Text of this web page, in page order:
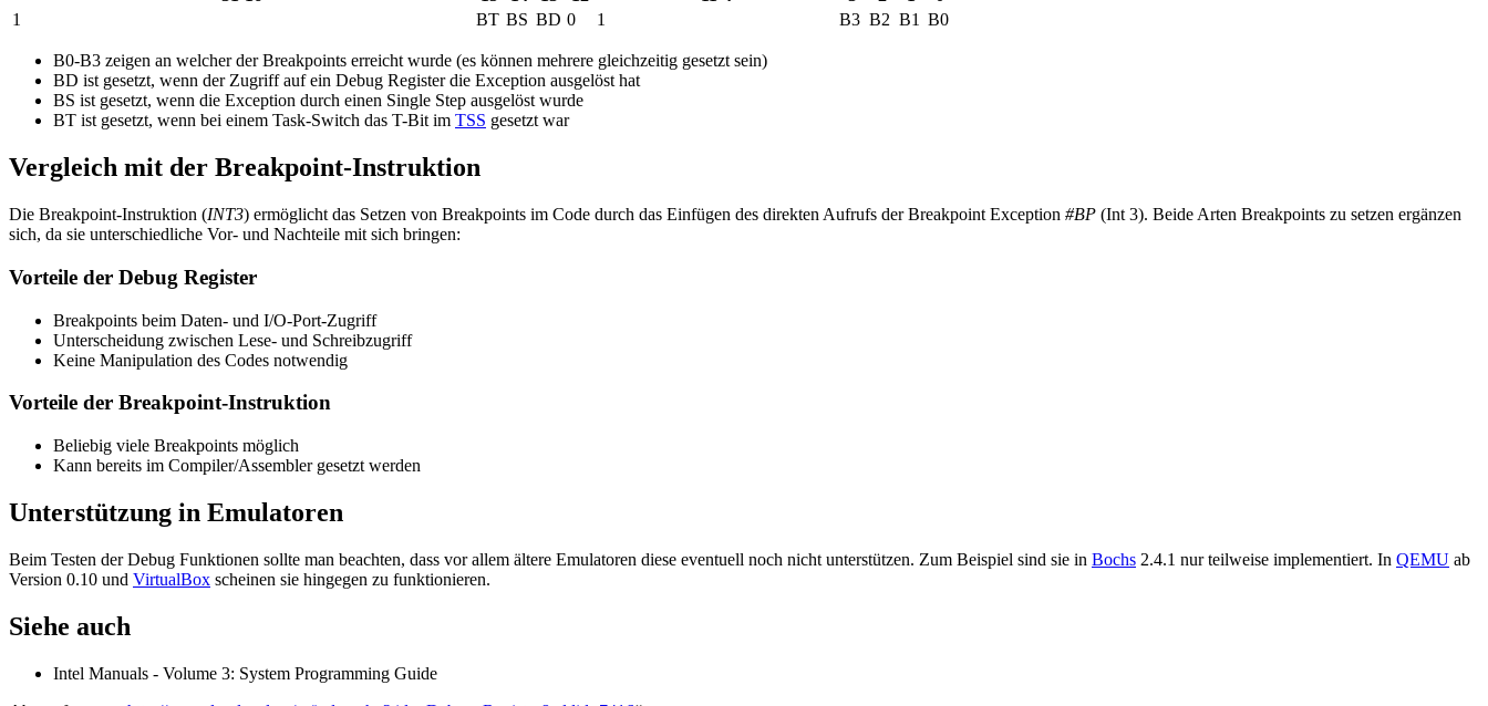
1
BT BS BD 0 1 B3 B2 B1 B0
B0-B3 zeigen an welcher der Breakpoints erreicht wurde (es können mehrere gleichzeitig gesetzt sein)
BD ist gesetzt, wenn der Zugriff auf ein Debug Register die Exception ausgelöst hat
BS ist gesetzt, wenn die Exception durch einen Single Step ausgelöst wurde
BT ist gesetzt, wenn bei einem Task-Switch das T-Bit im TSS gesetzt war
Vergleich mit der Breakpoint-Instruktion
Die Breakpoint-Instruktion (INT3) ermöglicht das Setzen von Breakpoints im Code durch das Einfügen des direkten Aufrufs der Breakpoint Exception #BP (Int 3). Beide Arten Breakpoints zu setzen ergänzen
sich, da sie unterschiedliche Vor- und Nachteile mit sich bringen:
Vorteile der Debug Register
Breakpoints beim Daten- und I/O-Port-Zugriff
Unterscheidung zwischen Lese- und Schreibzugriff
Keine Manipulation des Codes notwendig
Vorteile der Breakpoint-Instruktion
Beliebig viele Breakpoints möglich
Kann bereits im Compiler/Assembler gesetzt werden
Unterstützung in Emulatoren
Beim Testen der Debug Funktionen sollte man beachten, dass vor allem ältere Emulatoren diese eventuell noch nicht unterstützen. Zum Beispiel sind sie in Bochs 2.4.1 nur teilweise implementiert. In QEMU ab
Version 0.10 und VirtualBox scheinen sie hingegen zu funktionieren.
Siehe auch
Intel Manuals - Volume 3: System Programming Guide